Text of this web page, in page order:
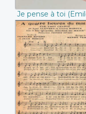
Je pense à toi
Bret / Alfred
Guichon)
A quatre
du matin
Rivers / Henry
Verdun)